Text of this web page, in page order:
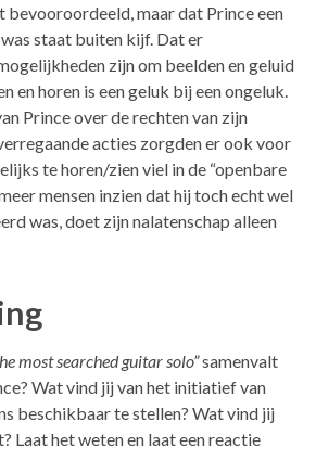
maar dat Prince een
staat buiten kijf. Dat er
zijn om beelden en geluid
en horen is een geluk bij een ongeluk.
Prince over de rechten van zijn
acties zorgden er ook voor
te horen/zien viel in de “openbare
mensen inzien dat hij toch echt wel
was, doet zijn nalatenschap alleen
most searched guitar solo”samenvalt
Wat vind jij van het initiatief van
beschikbaar te stellen? Wat vind jij
Laat het weten en laat een reactie